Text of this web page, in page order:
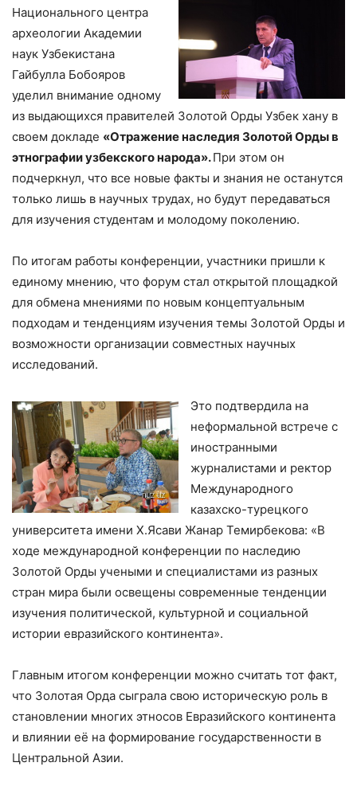
Национального центра
археологии Академии
наук Узбекистана
Гайбулла Бобояров
уделил внимание одному
из выдающихся правителей Золотой Орды Узбек хану в
своем докладе «Отражение наследия Золотой Орды в
этнографии узбекского народа».При этом он
подчеркнул, что все новые факты и знания не останутся
только лишь в научных трудах, но будут передаваться
для изучения студентам и молодому поколению.
По итогам работы конференции, участники пришли к
единому мнению, что форум стал открытой площадкой
для обмена мнениями по новым концептуальным
подходам и тенденциям изучения темы Золотой Орды и
возможности организации совместных научных
исследований.
Это подтвердила на
неформальной встрече с
иностранными
журналистами и ректор
Международного
казахско-турецкого
университета имени Х.Ясави Жанар Темирбекова: «В
ходе международной конференции по наследию
Золотой Орды учеными и специалистами из разных
стран мира были освещены современные тенденции
изучения политической, культурной и социальной
истории евразийского континента».
Главным итогом конференции можно считать тот факт,
что Золотая Орда сыграла свою историческую роль в
становлении многих этносов Евразийского континента
и влиянии её на формирование государственности в
Центральной Азии.